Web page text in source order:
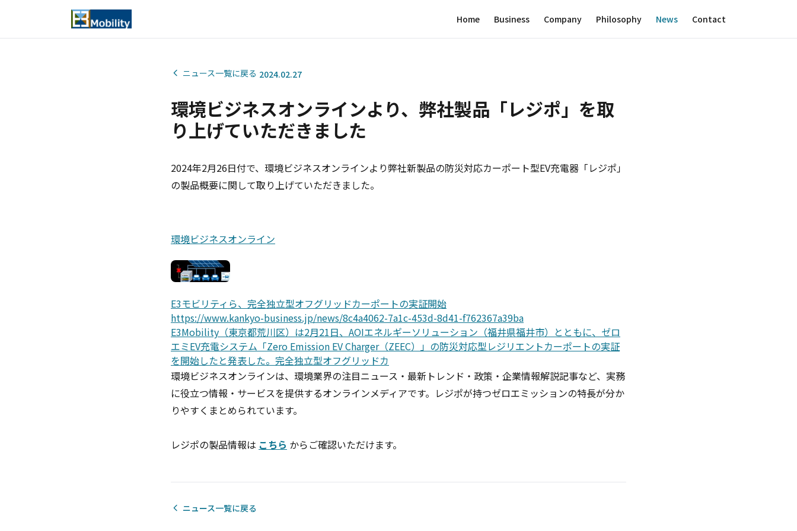
Home Business Company Philosophy News Contact
ニュース一覧に戻る 2024.02.27
環境ビジネスオンラインより、弊社製品「レジポ」を取
り上げていただきました
2024年2月26日付で、環境ビジネスオンラインより弊社新製品の防災対応カーポート型EV充電器「レジポ」
の製品概要に関して取り上げていただきました。
環境ビジネスオンライン
E3モビリティら、完全独立型オフグリッドカーポートの実証開始
https://www.kankyo-business.jp/news/8c4a4062-7a1c-453d-8d41-f762367a39ba
E3Mobility（東京都荒川区）は2月21日、AOIエネルギーソリューション（福井県福井市）とともに、ゼロ
エミEV充電システム「Zero Emission EV Charger（ZEEC）」の防災対応型レジリエントカーポートの実証
を開始したと発表した。完全独立型オフグリッドカ
環境ビジネスオンラインは、環境業界の注目ニュース・最新トレンド・政策・企業情報解説記事など、実務
に役立つ情報・サービスを提供するオンラインメディアです。レジポが持つゼロエミッションの特長が分か
りやすくまとめられています。
レジポの製品情報は こちら からご確認いただけます。
ニュース一覧に戻る